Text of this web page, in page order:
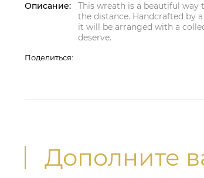
Описание:
This wreath is a beautiful way
the distance. Handcrafted by
it will be arranged with a
deserve.
Поделиться:
Дополните